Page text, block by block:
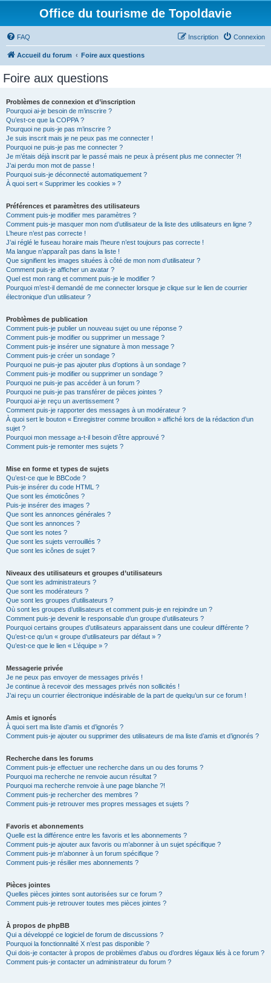
Office du tourisme de Topoldavie
FAQ Connexion
Inscription
Accueil du forum Foire aux questions
Foire aux questions
Problèmes de connexion et d’inscription
Pourquoi ai-je besoin de m’inscrire ?
Qu’est-ce que la COPPA ?
Pourquoi ne puis-je pas m’inscrire ?
Je suis inscrit mais je ne peux pas me connecter !
Pourquoi ne puis-je pas me connecter ?
Je m’étais déjà inscrit par le passé mais ne peux à présent plus me connecter ?!
J’ai perdu mon mot de passe !
Pourquoi suis-je déconnecté automatiquement ?
À quoi sert « Supprimer les cookies » ?
Préférences et paramètres des utilisateurs
Comment puis-je modifier mes paramètres ?
Comment puis-je masquer mon nom d’utilisateur de la liste des utilisateurs en ligne ?
L’heure n’est pas correcte !
J’ai réglé le fuseau horaire mais l’heure n’est toujours pas correcte !
Ma langue n’apparaît pas dans la liste !
Que signifient les images situées à côté de mon nom d’utilisateur ?
Comment puis-je afficher un avatar ?
Quel est mon rang et comment puis-je le modifier ?
Pourquoi m’est-il demandé de me connecter lorsque je clique sur le lien de courrier
électronique d’un utilisateur ?
Problèmes de publication
Comment puis-je publier un nouveau sujet ou une réponse ?
Comment puis-je modifier ou supprimer un message ?
Comment puis-je insérer une signature à mon message ?
Comment puis-je créer un sondage ?
Pourquoi ne puis-je pas ajouter plus d’options à un sondage ?
Comment puis-je modifier ou supprimer un sondage ?
Pourquoi ne puis-je pas accéder à un forum ?
Pourquoi ne puis-je pas transférer de pièces jointes ?
Pourquoi ai-je reçu un avertissement ?
Comment puis-je rapporter des messages à un modérateur ?
À quoi sert le bouton « Enregistrer comme brouillon » affiché lors de la rédaction d’un
sujet ?
Pourquoi mon message a-t-il besoin d’être approuvé ?
Comment puis-je remonter mes sujets ?
Mise en forme et types de sujets
Qu’est-ce que le BBCode ?
Puis-je insérer du code HTML ?
Que sont les émoticônes ?
Puis-je insérer des images ?
Que sont les annonces générales ?
Que sont les annonces ?
Que sont les notes ?
Que sont les sujets verrouillés ?
Que sont les icônes de sujet ?
Niveaux des utilisateurs et groupes d’utilisateurs
Que sont les administrateurs ?
Que sont les modérateurs ?
Que sont les groupes d’utilisateurs ?
Où sont les groupes d’utilisateurs et comment puis-je en rejoindre un ?
Comment puis-je devenir le responsable d’un groupe d’utilisateurs ?
Pourquoi certains groupes d’utilisateurs apparaissent dans une couleur différente ?
Qu’est-ce qu’un « groupe d’utilisateurs par défaut » ?
Qu’est-ce que le lien « L’équipe » ?
Messagerie privée
Je ne peux pas envoyer de messages privés !
Je continue à recevoir des messages privés non sollicités !
J’ai reçu un courrier électronique indésirable de la part de quelqu’un sur ce forum !
Amis et ignorés
À quoi sert ma liste d’amis et d’ignorés ?
Comment puis-je ajouter ou supprimer des utilisateurs de ma liste d’amis et d’ignorés ?
Recherche dans les forums
Comment puis-je effectuer une recherche dans un ou des forums ?
Pourquoi ma recherche ne renvoie aucun résultat ?
Pourquoi ma recherche renvoie à une page blanche ?!
Comment puis-je rechercher des membres ?
Comment puis-je retrouver mes propres messages et sujets ?
Favoris et abonnements
Quelle est la différence entre les favoris et les abonnements ?
Comment puis-je ajouter aux favoris ou m’abonner à un sujet spécifique ?
Comment puis-je m’abonner à un forum spécifique ?
Comment puis-je résilier mes abonnements ?
Pièces jointes
Quelles pièces jointes sont autorisées sur ce forum ?
Comment puis-je retrouver toutes mes pièces jointes ?
À propos de phpBB
Qui a développé ce logiciel de forum de discussions ?
Pourquoi la fonctionnalité X n’est pas disponible ?
Qui dois-je contacter à propos de problèmes d’abus ou d’ordres légaux liés à ce forum ?
Comment puis-je contacter un administrateur du forum ?